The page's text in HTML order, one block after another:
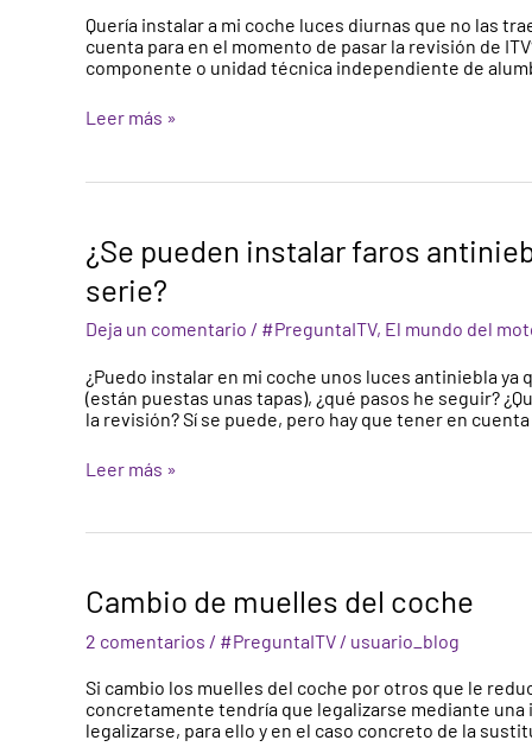
Quería instalar a mi coche luces diurnas que no las
cuenta para en el momento de pasar la revisión de
componente o unidad técnica independiente de
Leer más »
¿Se pueden instalar faros
serie?
Deja un comentario / #PreguntaITV, El mundo del
¿Puedo instalar en mi coche unos luces antiniebla
(están puestas unas tapas), ¿qué pasos he seguir?
la revisión? Sí se puede, pero hay que tener en
¿Se
pueden
instalar
faros
antiniebla
vehículos
que
no
los
de
Leer más »
Cambio de muelles del coche
2 comentarios / #PreguntaITV / usuario_blog
Si cambio los muelles del coche por otros que le
concretamente tendría que legalizarse mediante
legalizarse, para ello y en el caso concreto de la
Cambio
de
muelles
del